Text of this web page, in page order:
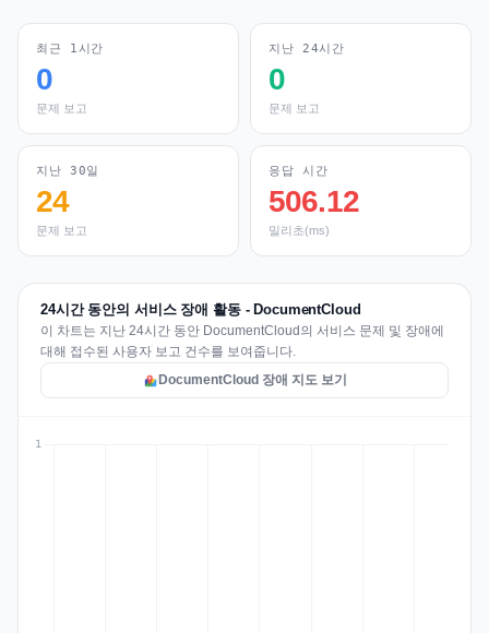
최근 1시간
0
문제 보고
지난 24시간
0
문제 보고
지난 30일
24
문제 보고
응답 시간
506.12
밀리초(ms)
24시간 동안의 서비스 장애 활동 - DocumentCloud
이 차트는 지난 24시간 동안 DocumentCloud의 서비스 문제 및 장애에
대해 접수된 사용자 보고 건수를 보여줍니다.
DocumentCloud 장애 지도 보기